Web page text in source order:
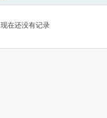
现在还没有记录